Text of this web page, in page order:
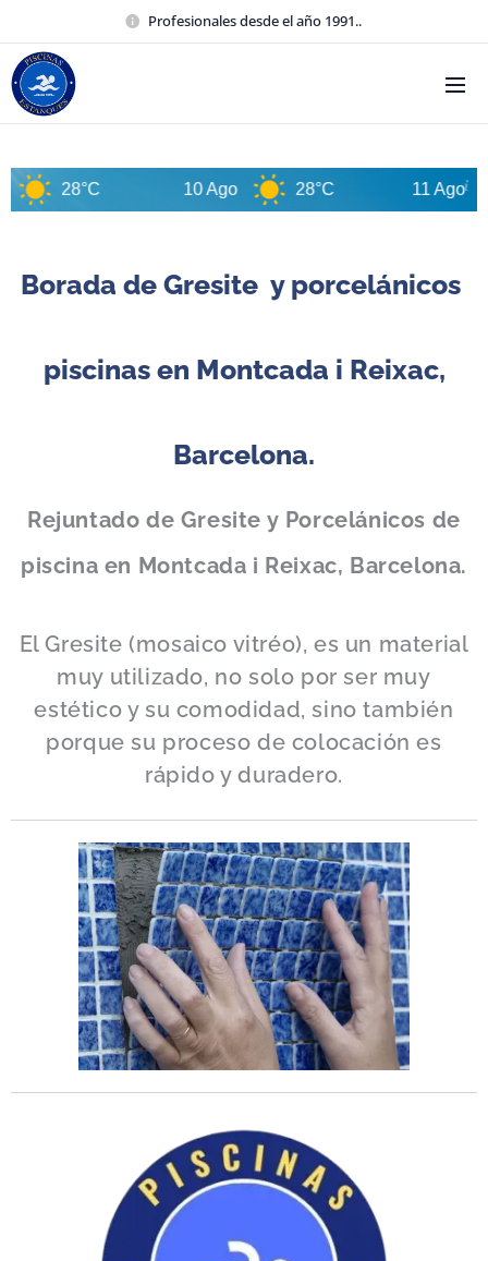
Profesionales desde el año 1991..
28°C 10 Ago 28°C 11 Ago
Borada de Gresite y porcelánicos
piscinas en Montcada i Reixac,
Barcelona.
Rejuntado de Gresite y Porcelánicos de
piscina en Montcada i Reixac, Barcelona.
El Gresite (mosaico vitréo), es un material
muy utilizado, no solo por ser muy
estético y su comodidad, sino también
porque su proceso de colocación es
rápido y duradero.